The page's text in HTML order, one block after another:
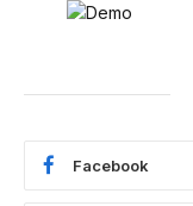
Facebook